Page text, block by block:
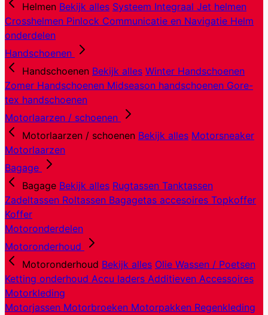
Helmen Bekijk alles Systeem Integraal Jet helmen
Crosshelmen Pinlock Communicatie en Navigatie Helm
onderdelen
Handschoenen
Handschoenen Bekijk alles Winter Handschoenen
Zomer Handschoenen Midseason handschoenen Gore-
tex handschoenen
Motorlaarzen / schoenen
Motorlaarzen / schoenen Bekijk alles Motorsneaker
Motorlaarzen
Bagage
Bagage Bekijk alles Rugtassen Tanktassen
Zadeltassen Roltassen Bagagetas accesoires Topkoffer
Koffer
Motoronderdelen
Motoronderhoud
Motoronderhoud Bekijk alles Olie Wassen / Poetsen
Ketting onderhoud Accu laders Additieven Accessoires
Motorkleding
Motorjassen Motorbroeken Motorpakken Regenkleding